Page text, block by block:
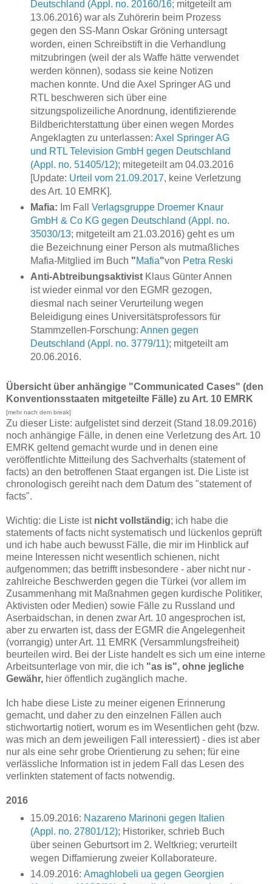
Deutschland (Appl. no. 20160/16; mitgeteilt am
13.06.2016) war als Zuhörerin beim Prozess
gegen den SS-Mann Oskar Gröning untersagt
worden, einen Schreibstift in die Verhandlung
mitzubringen (weil der als Waffe hätte verwendet
werden können), sodass sie keine Notizen
machen konnte. Und die Axel Springer AG und
RTL beschweren sich über eine
sitzungspolizeiliche Anordnung, identifizierende
Bildberichterstattung über einen wegen Mordes
Angeklagten zu unterlassen: Axel Springer AG
und RTL Television GmbH gegen Deutschland
(Appl. no. 51405/12); mitegeteilt am 04.03.2016
[Update: Urteil vom 21.09.2017, keine Verletzung
des Art. 10 EMRK].
Mafia: Im Fall Verlagsgruppe Droemer Knaur
GmbH & Co KG gegen Deutschland (Appl. no.
35030/13; mitgeteilt am 21.03.2016) geht es um
die Bezeichnung einer Person als mutmaßliches
Mafia-Mitglied im Buch "Mafia"von Petra Reski
Anti-AbtreibungsaktivistKlaus Günter Annen
ist wieder einmal vor den EGMR gezogen,
diesmal nach seiner Verurteilung wegen
Beleidigung eines Universitätsprofessors für
Stammzellen-Forschung: Annen gegen
Deutschland (Appl. no. 3779/11); mitgeteilt am
20.06.2016.
Übersicht über anhängige "Communicated Cases" (den
Konventionsstaaten mitgeteilte Fälle) zu Art. 10 EMRK
[mehr nach dem break]
Zu dieser Liste: aufgelistet sind derzeit (Stand 18.09.2016)
noch anhängige Fälle, in denen eine Verletzung des Art. 10
EMRK geltend gemacht wurde und in denen eine
veröffentlichte Mitteilung des Sachverhalts (statement of
facts) an den betroffenen Staat ergangen ist. Die Liste ist
chronologisch gereiht nach dem Datum des "statement of
facts".
Wichtig: die Liste ist nicht vollständig; ich habe die
statements of facts nicht systematisch und lückenlos geprüft
und ich habe auch bewusst Fälle, die mir im Hinblick auf
meine Interessen nicht wesentlich schienen, nicht
aufgenommen; das betrifft insbesondere - aber nicht nur -
zahlreiche Beschwerden gegen die Türkei (vor allem im
Zusammenhang mit Maßnahmen gegen kurdische Politiker,
Aktivisten oder Medien) sowie Fälle zu Russland und
Aserbaidschan, in denen zwar Art. 10 angesprochen ist,
aber zu erwarten ist, dass der EGMR die Angelegenheit
(vorrangig) unter Art. 11 EMRK (Versammlungsfreiheit)
beurteilen wird. Bei der Liste handelt es sich um eine interne
Arbeitsunterlage von mir, die ich "as is", ohne jegliche
Gewähr, hier öffentlich zugänglich mache.
Ich habe diese Liste zu meiner eigenen Erinnerung
gemacht, und daher zu den einzelnen Fällen auch
stichwortartig notiert, worum es im Wesentlichen geht (bzw.
was mich an dem jeweiligen Fall interessiert) - dies ist aber
nur als eine sehr grobe Orientierung zu sehen; für eine
verlässliche Information ist in jedem Fall das Lesen des
verlinkten statement of facts notwendig.
2016
15.09.2016: Nazareno Marinoni gegen Italien
(Appl. no. 27801/12); Historiker, schrieb Buch
über seinen Geburtsort im 2. Weltkrieg; verurteilt
wegen Diffamierung zweier Kollaborateure.
14.09.2016: Amaghlobeli ua gegen Georgien